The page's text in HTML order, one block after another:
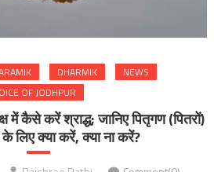
DHARMIK
NEWS
OF JODHPUR
कैसे करें श्राद्ध; जानिए पितृगण (पितरों)
लिए क्या करें, क्या ना करें?